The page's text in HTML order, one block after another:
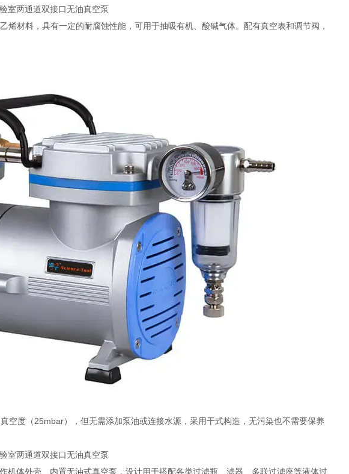
材料，具有一定的耐腐蚀性能，可用于抽吸有机、酸碱气体。配有真空表和调节阀，
空度（25mbar），但无需添加泵油或连接水源，采用干式构造，无污染也不需要保养
机体外壳、内置无油式真空泵，设计用于搭配各类过滤瓶、滤器、多联过滤座等液体过